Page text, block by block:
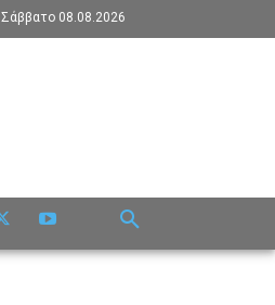
Σάββατο 08.08.2026